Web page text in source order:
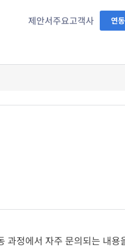
제안서주요고객사 연
과정에서 자주 문의되는 내용